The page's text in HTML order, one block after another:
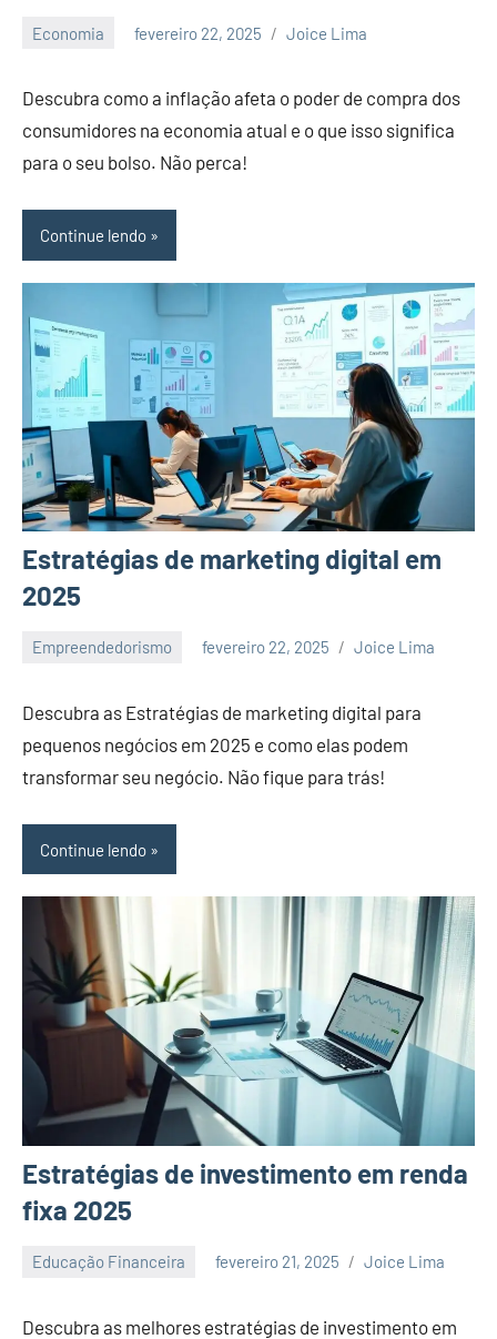
sobre
investimentos
e
empreendedorimo.
Economia fevereiro 22, 2025 Joice Lima
Descubra como a inflação afeta o poder de compra dos
consumidores na economia atual e o que isso significa
para o seu bolso. Não perca!
Continue lendo
Estratégias de marketing digital em
2025
Empreendedorismo fevereiro 22, 2025 Joice Lima
Nenhum
Descubra as Estratégias de marketing digital para
pequenos negócios em 2025 e como elas podem
transformar seu negócio. Não fique para trás!
Continue lendo
Estratégias de investimento em renda
fixa 2025
Educação Financeira fevereiro 21, 2025 Joice Lima
Nenhum
Descubra as melhores estratégias de investimento em